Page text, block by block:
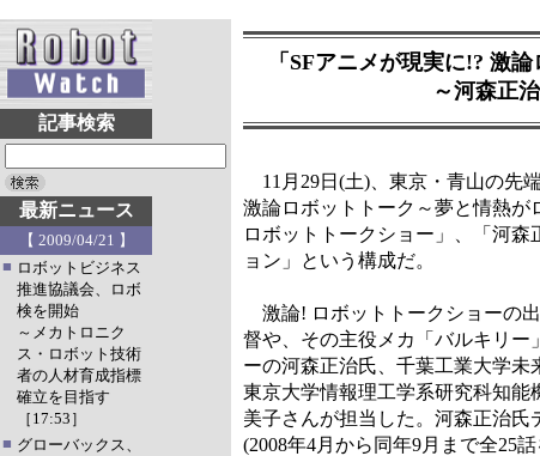
記事検索
最新ニュース
【 2009/04/21 】
■ ロボットビジネス
推進協議会、ロボ
検を開始
～メカトロニク
ス・ロボット技術
者の人材育成指標
確立を目指す
［17:53］
■ グローバックス、
「SFアニメが現実に!? 激
～河森正
11月29日(土)、東京・青山の先
激論ロボットトーク～夢と情熱
ロボットトークショー」、「河
ョン」という構成だ。
激論! ロボットトークショーの
督や、その主役メカ「バルキリー
ーの河森正治氏、千葉工業大学未
東京大学情報理工学系研究科知
美子さんが担当した。河森正治氏
(2008年4月から同年9月まで全25